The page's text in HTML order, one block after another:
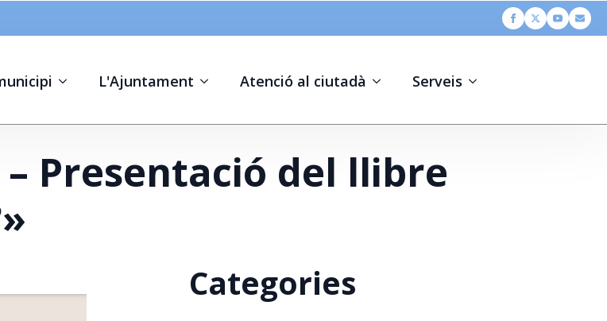
L'Ajuntament Atenció al ciutadà Serveis
– Presentació del llibre
Categories